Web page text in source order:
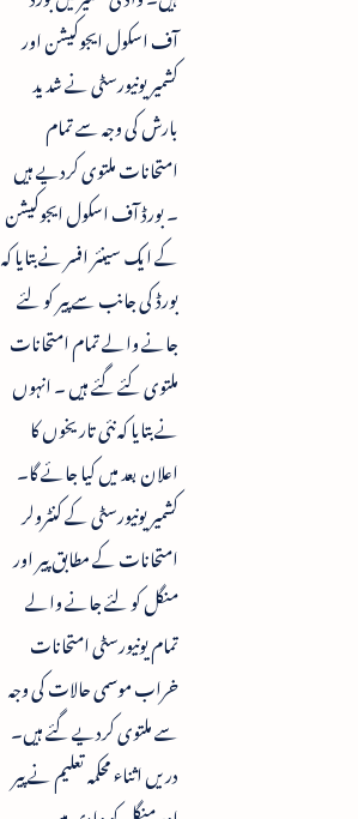
آف اسکول ایجوکیشن اور
کشمیر یونیورسٹی نے شدید
بارش کی وجہ سے تمام
امتحانات ملتوی کردیے ہیں
۔ بورڈ آف اسکول ایجوکیشن
کے ایک سینئر افسر نے بتایا کہ
بورڈ کی جانب سے پیر کو لئے
جانے والے تمام امتحانات
ملتوی کئے گئے ہیں ۔ انہوں
نے بتایا کہ نئی تاریخوں کا
اعلان بعد میں کیا جائے گا۔
کشمیر یونیورسٹی کے کنٹرولر
امتحانات کے مطابق پیر اور
منگل کو لئے جانے والے
تمام یونیورسٹی امتحانات
خراب موسمی حالات کی وجہ
سے ملتوی کردیے گئے ہیں۔
دریں اثناء محکمہ تعلیم نے پیر